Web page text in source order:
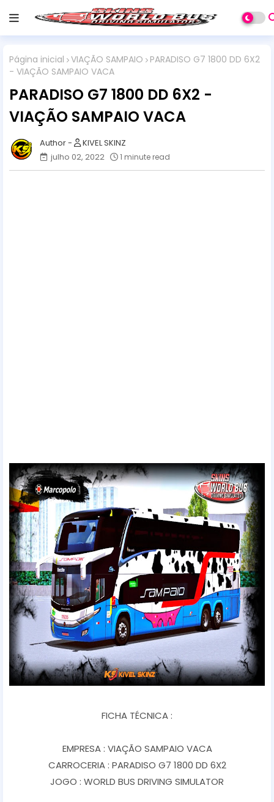
Página inicial VIAÇÃO SAMPAIO
PARADISO G7 1800 DD 6X2
- VIAÇÃO SAMPAIO VACA
PARADISO G7 1800 DD 6X2 -
VIAÇÃO SAMPAIO VACA
KIVEL SKINZ
julho 02, 2022
1 minute read
FICHA TÉCNICA :
EMPRESA : VIAÇÃO SAMPAIO VACA
CARROCERIA : PARADISO G7 1800 DD 6X2
JOGO : WORLD BUS DRIVING SIMULATOR